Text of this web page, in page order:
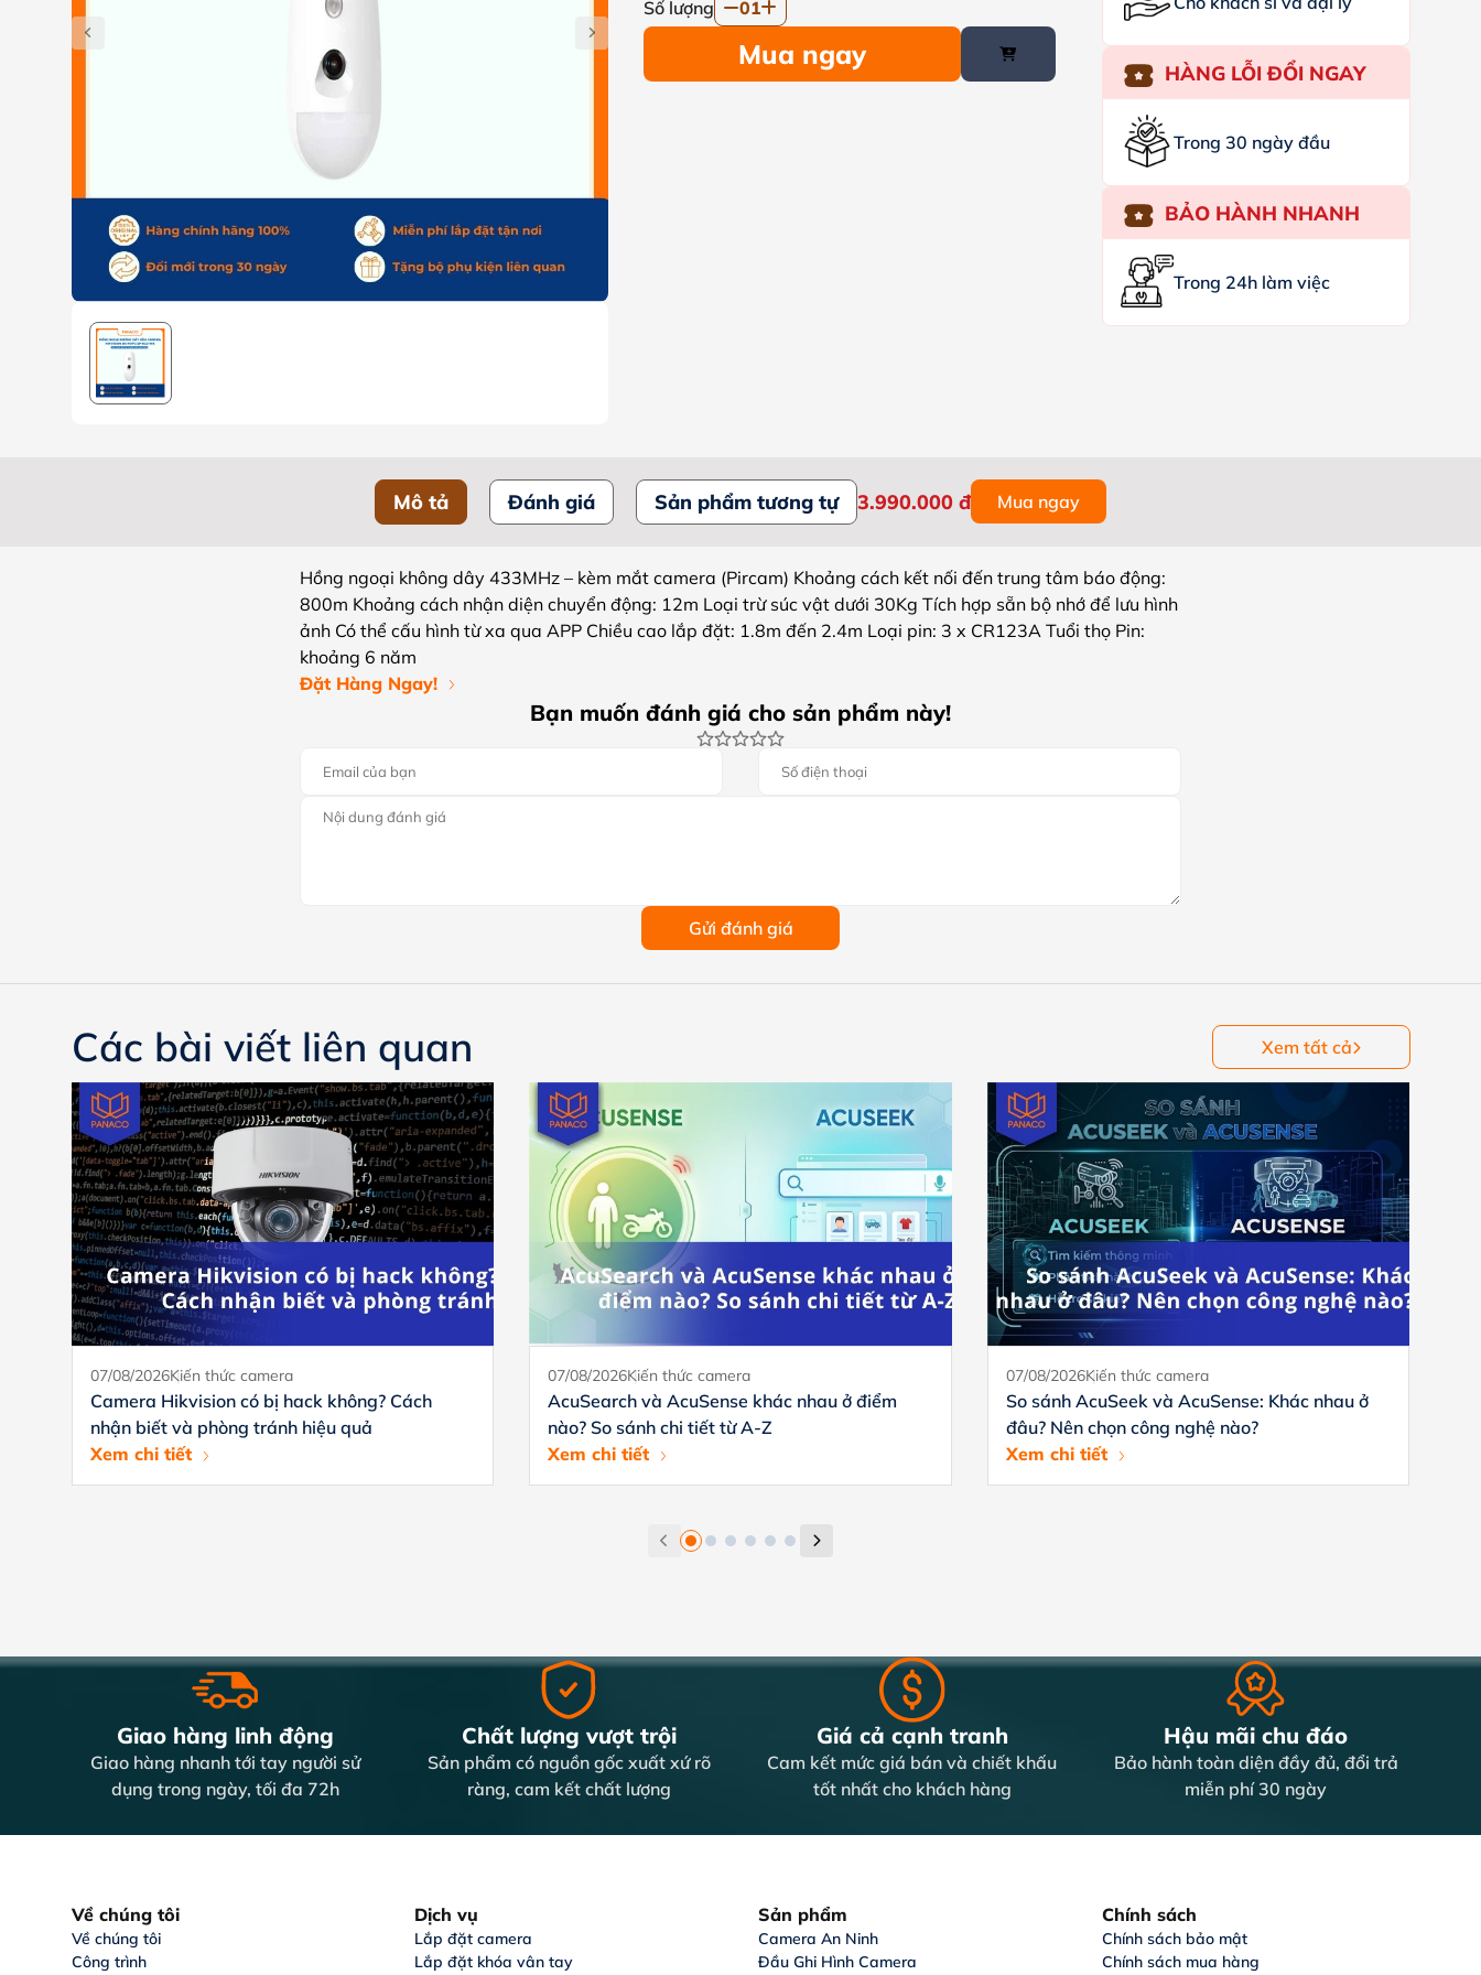
Số lượng 01
Mua ngay
HÀNG LỖI ĐỔI NGAY
Trong 30 ngày đầu
BẢO HÀNH NHANH
Trong 24h làm việc
Mô tả Đánh giá Sản phẩm tương tự 3.990.000 đ Mua ngay
Hồng ngoại không dây 433MHz – kèm mắt camera (Pircam) Khoảng cách kết nối đến trung tâm báo động:
800m Khoảng cách nhận diện chuyển động: 12m Loại trừ súc vật dưới 30Kg Tích hợp sẵn bộ nhớ để lưu hình
ảnh Có thể cấu hình từ xa qua APP Chiều cao lắp đặt: 1.8m đến 2.4m Loại pin: 3 x CR123A Tuổi thọ Pin:
khoảng 6 năm
Đặt Hàng Ngay!
Bạn muốn đánh giá cho sản phẩm này!
Gửi đánh giá
Các bài viết liên quan Xem tất cả
07/08/2026Kiến thức camera
Camera Hikvision có bị hack không? Cách
nhận biết và phòng tránh hiệu quả
Xem chi tiết
07/08/2026Kiến thức camera
AcuSearch và AcuSense khác nhau ở điểm
nào? So sánh chi tiết từ A-Z
Xem chi tiết
07/08/2026Kiến thức camera
So sánh AcuSeek và AcuSense: Khác nhau ở
đâu? Nên chọn công nghệ nào?
Xem chi tiết
Giao hàng linh động
Giao hàng nhanh tới tay người sử
dụng trong ngày, tối đa 72h
Chất lượng vượt trội
Sản phẩm có nguồn gốc xuất xứ rõ
ràng, cam kết chất lượng
Giá cả cạnh tranh
Cam kết mức giá bán và chiết khấu
tốt nhất cho khách hàng
Hậu mãi chu đáo
Bảo hành toàn diện đầy đủ, đổi trả
miễn phí 30 ngày
Về chúng tôi
Về chúng tôi
Công trình
Dịch vụ
Lắp đặt camera
Lắp đặt khóa vân tay
Sản phẩm
Camera An Ninh
Đầu Ghi Hình Camera
Chính sách
Chính sách bảo mật
Chính sách mua hàng